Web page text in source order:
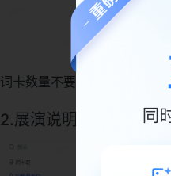
词卡数量不要超过500个（多
2.展演说明